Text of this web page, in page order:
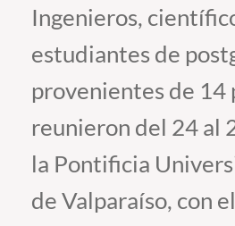
Admisión
Formación Continua
Estudiantes
Ingenieros,
estudiantes de
provenientes de 14
reunieron del 24 al
la Pontificia
de Valparaíso, con